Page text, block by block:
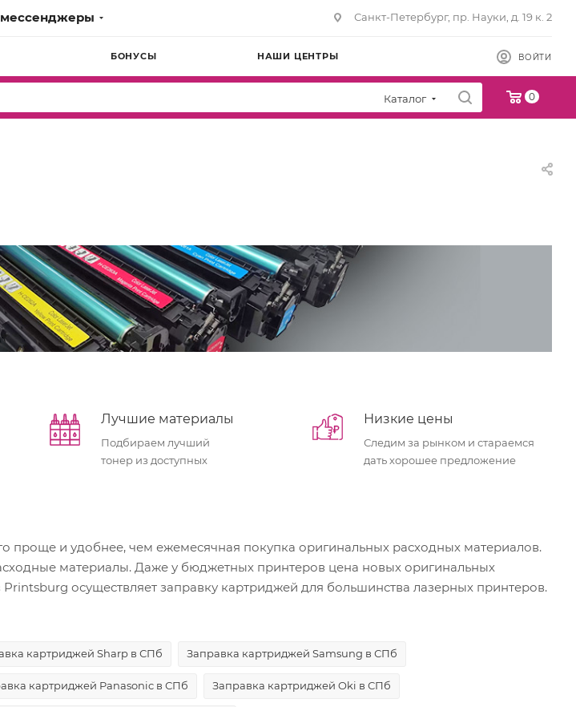
мессенджеры Санкт-Петербург, пр. Науки, д. 19 к. 2
БОНУСЫ НАШИ ЦЕНТРЫ ВОЙТИ
Каталог 0
Лучшие материалы
Подбираем лучший
тонер из доступных
Низкие цены
Следим за рынком и стараемся
дать хорошее предложение
проще и удобнее, чем ежемесячная покупка оригинальных расходных материалов.
материалы. Даже у бюджетных принтеров цена новых оригинальных
осуществляет заправку картриджей для большинства лазерных принтеров.
картриджей Sharp в СПб Заправка картриджей Samsung в СПб
картриджей Panasonic в СПб Заправка картриджей Oki в СПб